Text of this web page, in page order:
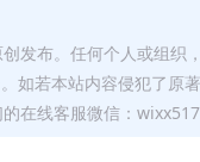
发布。任何个人或组织
若本站内容侵犯了原
在线客服微信：wixx517